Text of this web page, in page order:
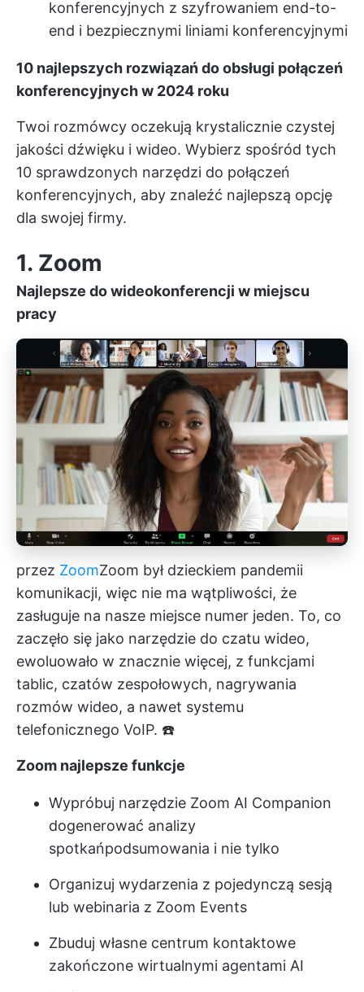
konferencyjnych z szyfrowaniem end-to-
end i bezpiecznymi liniami konferencyjnymi
10 najlepszych rozwiązań do obsługi połączeń
konferencyjnych w 2024 roku
Twoi rozmówcy oczekują krystalicznie czystej
jakości dźwięku i wideo. Wybierz spośród tych
10 sprawdzonych narzędzi do połączeń
konferencyjnych, aby znaleźć najlepszą opcję
dla swojej firmy.
1. Zoom
Najlepsze do wideokonferencji w miejscu
pracy
przez ZoomZoom był dzieckiem pandemii
komunikacji, więc nie ma wątpliwości, że
zasługuje na nasze miejsce numer jeden. To, co
zaczęło się jako narzędzie do czatu wideo,
ewoluowało w znacznie więcej, z funkcjami
tablic, czatów zespołowych, nagrywania
rozmów wideo, a nawet systemu
telefonicznego VoIP. ☎️
Zoom najlepsze funkcje
Wypróbuj narzędzie Zoom AI Companion
dogenerować analizy
spotkańpodsumowania i nie tylko
Organizuj wydarzenia z pojedynczą sesją
lub webinaria z Zoom Events
Zbuduj własne centrum kontaktowe
zakończone wirtualnymi agentami AI